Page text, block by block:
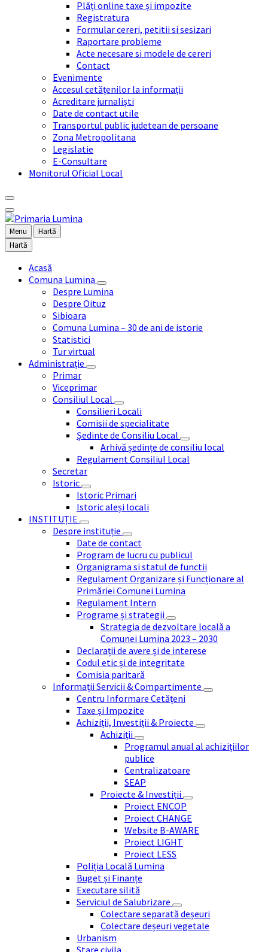
Plăți online taxe și impozite
Registratura
Formular cereri, petitii si sesizari
Raportare probleme
Acte necesare si modele de cereri
Contact
Evenimente
Accesul cetățenilor la informații
Acreditare jurnaliști
Date de contact utile
Transportul public judetean de persoane
Zona Metropolitana
Legislatie
E-Consultare
Monitorul Oficial Local
Menu
Hartă
Hartă
Acasă
Comuna Lumina
Despre Lumina
Despre Oituz
Sibioara
Comuna Lumina – 30 de ani de istorie
Statistici
Tur virtual
Administrație
Primar
Viceprimar
Consiliul Local
Consilieri Locali
Comisii de specialitate
Ședinte de Consiliu Local
Arhivă ședințe de consiliu local
Regulament Consiliul Local
Secretar
Istoric
Istoric Primari
Istoric aleși locali
INSTITUȚIE
Despre instituție
Date de contact
Program de lucru cu publicul
Organigrama si statul de functii
Regulament Organizare și Funcționare al
Primăriei Comunei Lumina
Regulament Intern
Programe și strategii
Strategia de dezvoltare locală a
Comunei Lumina 2023 – 2030
Declarații de avere și de interese
Codul etic și de integritate
Comisia paritară
Informații Servicii & Compartimente
Centru Informare Cetățeni
Taxe și Impozite
Achiziții, Investiții & Proiecte
Achiziții
Programul anual al achizițiilor
publice
Centralizatoare
SEAP
Proiecte & Investiții
Proiect ENCOP
Proiect CHANGE
Website B-AWARE
Proiect LIGHT
Proiect LESS
Poliția Locală Lumina
Buget și Finanțe
Executare silită
Serviciul de Salubrizare
Colectare separată deșeuri
Colectare deșeuri vegetale
Urbanism
Stare civila